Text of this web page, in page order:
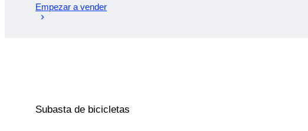
Empezar a vender
Subasta de bicicletas